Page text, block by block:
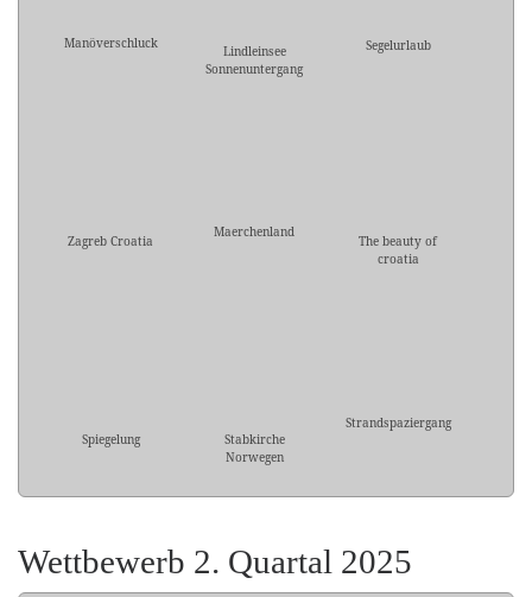
Manöverschluck
Lindleinsee
Sonnenuntergang
Segelurlaub
Zagreb Croatia
Maerchenland
The beauty of
croatia
Spiegelung
Stabkirche
Norwegen
Strandspaziergang
Wettbewerb 2. Quartal 2025